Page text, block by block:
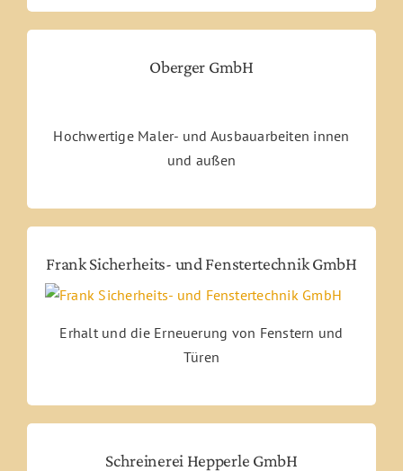
Oberger GmbH
Hochwertige Maler- und Ausbauarbeiten innen
und außen
Frank Sicherheits- und Fenstertechnik GmbH
Erhalt und die Erneuerung von Fenstern und
Türen
Schreinerei Hepperle GmbH